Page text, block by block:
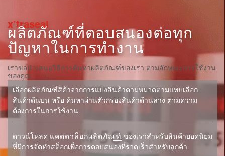
x’traseal
ผลิตภัณฑ์ที่ตอบสนองต่อทุก
ปัญหาในการทำงาน
เราขอนำเสนอวิธีการค้นหาผลิตภัณฑ์ของเรา ตามลักษณะการใช้งาน
ของคุณ:
เลือกผลิตภัณฑ์สิค้าจากการแบ่งสินค้าตามหมวดตามแทบเลือก
สินค้าด้นบน หรือ ค้นหาผ่านตัวกรองสินค้าด้านล่าง ตามความ
ต้องการในการใช้งาน
ดาวน์โหลด แคตตาล็อกผลิตภัณฑ์ ของเราสำหรับสินค้ายอดนิยม
ที่มีการจัดทำสต็อกเพื่อการตอบสนองที่รวดเร็วสำหรับลูกค้า